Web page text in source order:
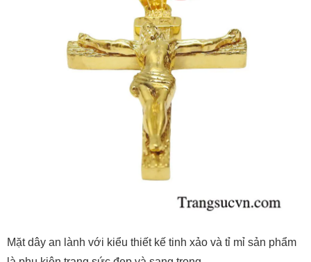
Mặt dây an lành với kiểu thiết kế tinh xảo và tỉ mỉ sản phẩm